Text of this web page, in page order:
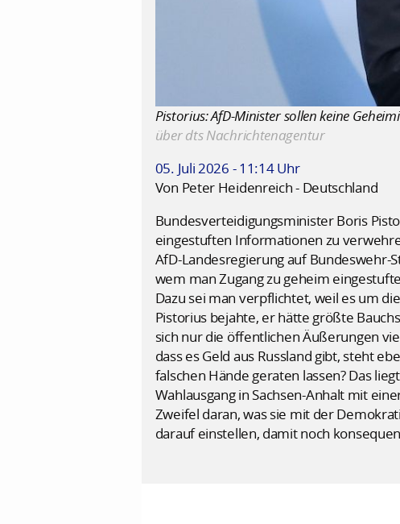
Pistorius: AfD-Minister sollen keine
über dts Nachrichtenagentur
05. Juli 2026 - 11:14 Uhr
Von Peter Heidenreich - Deutschland
Bundesverteidigungsminister Boris
eingestuften Informationen zu
AfD-Landesregierung auf Bundeswehr-
wem man Zugang zu geheim
Dazu sei man verpflichtet, weil es um
Pistorius bejahte, er hätte größte
sich nur die öffentlichen Äußerungen
dass es Geld aus Russland gibt, steht
falschen Hände geraten lassen? Das
Wahlausgang in Sachsen-Anhalt mit
Zweifel daran, was sie mit der
darauf einstellen, damit noch